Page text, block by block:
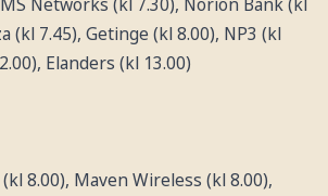
Networks (kl 7.30), Norion Bank (kl
(kl 7.45), Getinge (kl 8.00), NP3 (kl
Elanders (kl 13.00)
8.00), Maven Wireless (kl 8.00),